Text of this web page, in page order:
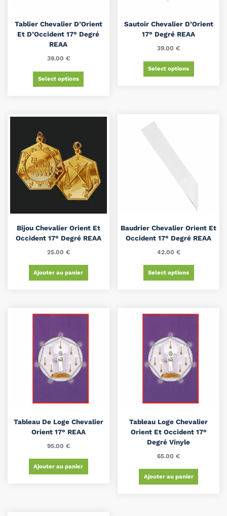
Tablier Chevalier D’Orient
Et D’Occident 17° Degré
REAA
39.00 €
Select options
Sautoir Chevalier D’Orient
17° Degré REAA
39.00€
Select options
Bijou Chevalier Orient Et
Occident 17° Degré REAA
25.00 €
Ajouter au panier
Baudrier Chevalier Orient Et
Occident 17° Degré REAA
42.00 €
Select options
Tableau De Loge Chevalier
Orient 17° REAA
95.00 €
Ajouter au panier
Tableau Loge Chevalier
Orient Et Occident 17°
Degré Vinyle
65.00€
Ajouter au panier